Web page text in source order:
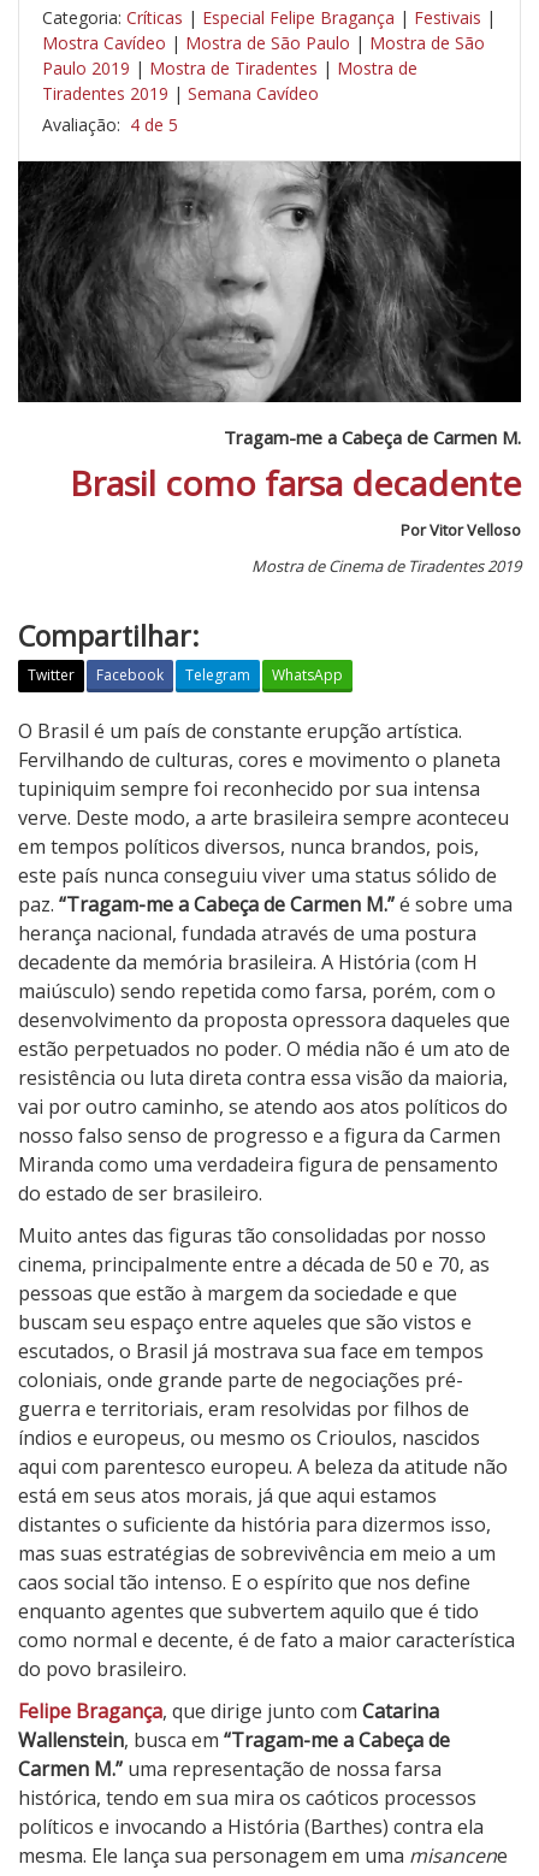
Categoria: Críticas | Especial Felipe Bragança | Festivais |
Mostra Cavídeo | Mostra de São Paulo | Mostra de São
Paulo 2019 | Mostra de Tiradentes | Mostra de
Tiradentes 2019 | Semana Cavídeo
Avaliação: 4 de 5
Tragam-me a Cabeça de Carmen M.
Brasil como farsa decadente
Por Vitor Velloso
Mostra de Cinema de Tiradentes 2019
Compartilhar:
Twitter Facebook Telegram WhatsApp
T
r
a
g
a
m
-
m
e
a
C
a
b
e
ç
a
d
C
a
r
m
e
n
M
.
O Brasil é um país de constante erupção artística.
Fervilhando de culturas, cores e movimento o planeta
tupiniquim sempre foi reconhecido por sua intensa
verve. Deste modo, a arte brasileira sempre aconteceu
em tempos políticos diversos, nunca brandos, pois,
este país nunca conseguiu viver uma status sólido de
paz. “Tragam-me a Cabeça de Carmen M.”é sobre uma
herança nacional, fundada através de uma postura
decadente da memória brasileira. A História (com H
maiúsculo) sendo repetida como farsa, porém, com o
desenvolvimento da proposta opressora daqueles que
estão perpetuados no poder. O média não é um ato de
resistência ou luta direta contra essa visão da maioria,
vai por outro caminho, se atendo aos atos políticos do
nosso falso senso de progresso e a figura da Carmen
Miranda como uma verdadeira figura de pensamento
do estado de ser brasileiro.
Muito antes das figuras tão consolidadas por nosso
cinema, principalmente entre a década de 50 e 70, as
pessoas que estão à margem da sociedade e que
buscam seu espaço entre aqueles que são vistos e
escutados, o Brasil já mostrava sua face em tempos
coloniais, onde grande parte de negociações pré-
guerra e territoriais, eram resolvidas por filhos de
índios e europeus, ou mesmo os Crioulos, nascidos
aqui com parentesco europeu. A beleza da atitude não
está em seus atos morais, já que aqui estamos
distantes o suficiente da história para dizermos isso,
mas suas estratégias de sobrevivência em meio a um
caos social tão intenso. E o espírito que nos define
enquanto agentes que subvertem aquilo que é tido
como normal e decente, é de fato a maior característica
do povo brasileiro.
Felipe Bragança, que dirige junto com Catarina
Wallenstein, busca em “Tragam-me a Cabeça de
Carmen M.” uma representação de nossa farsa
histórica, tendo em sua mira os caóticos processos
políticos e invocando a História (Barthes) contra ela
mesma. Ele lança sua personagem em uma misancene